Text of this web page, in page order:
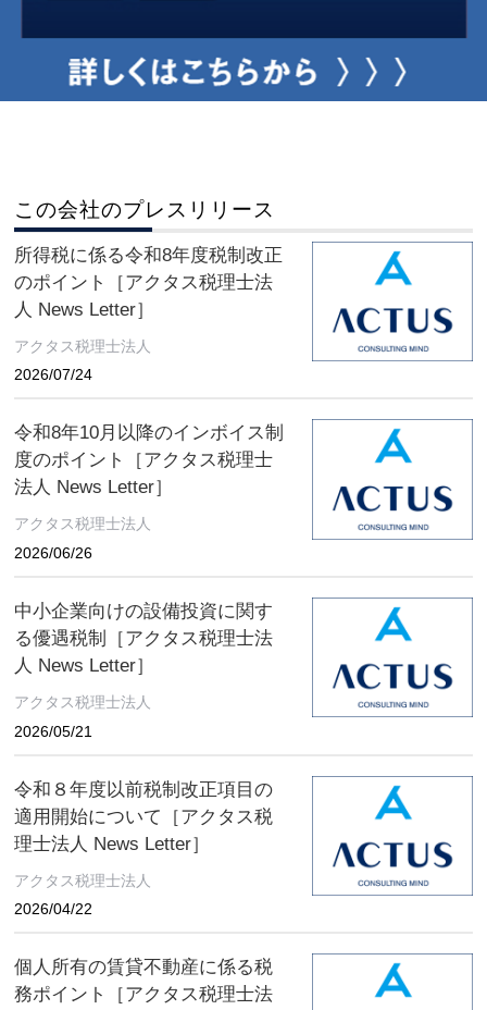
この会社のプレスリリース
所得税に係る令和8年度税制改正
のポイント［アクタス税理士法
人 News Letter］
アクタス税理士法人
2026/07/24
令和8年10月以降のインボイス制
度のポイント［アクタス税理士
法人 News Letter］
アクタス税理士法人
2026/06/26
中小企業向けの設備投資に関す
る優遇税制［アクタス税理士法
人 News Letter］
アクタス税理士法人
2026/05/21
令和８年度以前税制改正項目の
適用開始について［アクタス税
理士法人 News Letter］
アクタス税理士法人
2026/04/22
個人所有の賃貸不動産に係る税
務ポイント［アクタス税理士法